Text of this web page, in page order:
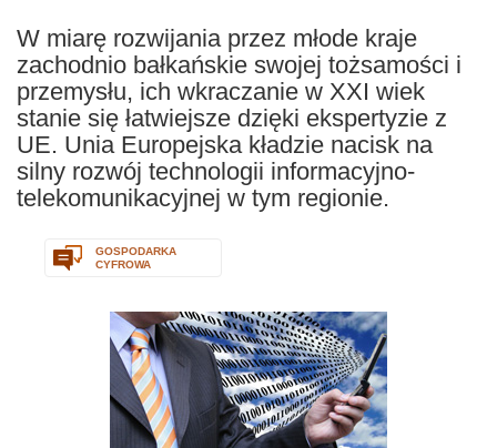
W miarę rozwijania przez młode kraje
zachodnio bałkańskie swojej tożsamości i
przemysłu, ich wkraczanie w XXI wiek
stanie się łatwiejsze dzięki ekspertyzie z
UE. Unia Europejska kładzie nacisk na
silny rozwój technologii informacyjno-
telekomunikacyjnej w tym regionie.
GOSPODARKA
CYFROWA